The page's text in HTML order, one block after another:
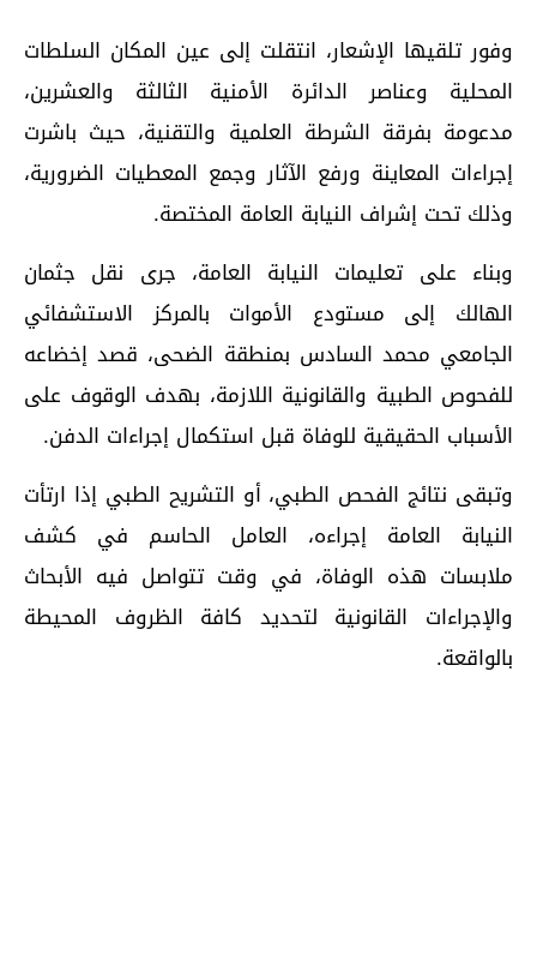
وفور تلقيها الإشعار، انتقلت إلى عين المكان السلطات
المحلية وعناصر الدائرة الأمنية الثالثة والعشرين،
مدعومة بفرقة الشرطة العلمية والتقنية، حيث باشرت
إجراءات المعاينة ورفع الآثار وجمع المعطيات الضرورية،
وذلك تحت إشراف النيابة العامة المختصة.
وبناء على تعليمات النيابة العامة، جرى نقل جثمان
الهالك إلى مستودع الأموات بالمركز الاستشفائي
الجامعي محمد السادس بمنطقة الضحى، قصد إخضاعه
للفحوص الطبية والقانونية اللازمة، بهدف الوقوف على
الأسباب الحقيقية للوفاة قبل استكمال إجراءات الدفن.
وتبقى نتائج الفحص الطبي، أو التشريح الطبي إذا ارتأت
النيابة العامة إجراءه، العامل الحاسم في كشف
ملابسات هذه الوفاة، في وقت تتواصل فيه الأبحاث
والإجراءات القانونية لتحديد كافة الظروف المحيطة
بالواقعة.